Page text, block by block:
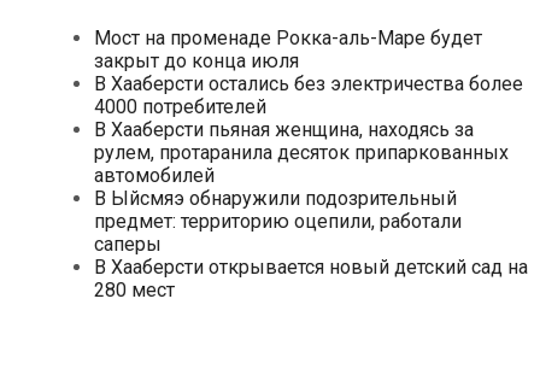
Мост на променаде Рокка-аль-Маре будет
закрыт до конца июля
В Хааберсти остались без электричества более
4000 потребителей
В Хааберсти пьяная женщина, находясь за
рулем, протаранила десяток припаркованных
автомобилей
В Ыйсмяэ обнаружили подозрительный
предмет: территорию оцепили, работали
саперы
В Хааберсти открывается новый детский сад на
280 мест